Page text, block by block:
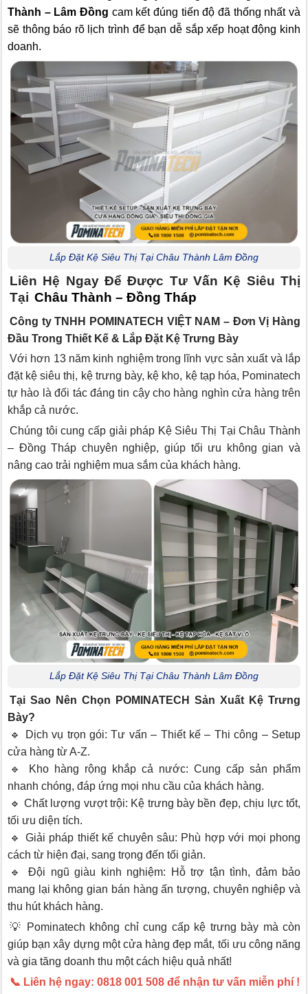
Thành – Lâm Đồng cam kết đúng tiến độ đã thống nhất và
sẽ thông báo rõ lịch trình để bạn dễ sắp xếp hoạt động kinh
doanh.
Lắp Đặt Kệ Siêu Thị Tại Châu Thành Lâm Đồng
Liên Hệ Ngay Để Được Tư Vấn Kệ Siêu Thị
Tại Châu Thành – Đồng Tháp
Công ty TNHH POMINATECH VIỆT NAM – Đơn Vị Hàng
Đầu Trong Thiết Kế & Lắp Đặt Kệ Trưng Bày
Với hơn 13 năm kinh nghiệm trong lĩnh vực sản xuất và lắp
đặt kệ siêu thị, kệ trưng bày, kệ kho, kệ tạp hóa, Pominatech
tự hào là đối tác đáng tin cậy cho hàng nghìn cửa hàng trên
khắp cả nước.
Chúng tôi cung cấp giải pháp Kệ Siêu Thị Tại Châu Thành
– Đồng Tháp chuyên nghiệp, giúp tối ưu không gian và
nâng cao trải nghiệm mua sắm của khách hàng.
Lắp Đặt Kệ Siêu Thị Tại Châu Thành Lâm Đồng
Tại Sao Nên Chọn POMINATECH Sản Xuất Kệ Trưng
Bày?
🔹 Dịch vụ trọn gói: Tư vấn – Thiết kế – Thi công – Setup
cửa hàng từ A-Z.
🔹 Kho hàng rộng khắp cả nước: Cung cấp sản phẩm
nhanh chóng, đáp ứng mọi nhu cầu của khách hàng.
🔹 Chất lượng vượt trội: Kệ trưng bày bền đẹp, chịu lực tốt,
tối ưu diện tích.
🔹 Giải pháp thiết kế chuyên sâu: Phù hợp với mọi phong
cách từ hiện đại, sang trọng đến tối giản.
🔹 Đội ngũ giàu kinh nghiệm: Hỗ trợ tận tình, đảm bảo
mang lại không gian bán hàng ấn tượng, chuyên nghiệp và
thu hút khách hàng.
💡 Pominatech không chỉ cung cấp kệ trưng bày mà còn
giúp bạn xây dựng một cửa hàng đẹp mắt, tối ưu công năng
và gia tăng doanh thu một cách hiệu quả nhất!
📞 Liên hệ ngay: 0818 001 508 để nhận tư vấn miễn phí !